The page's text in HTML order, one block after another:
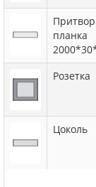
планка
Розетка
Цоколь